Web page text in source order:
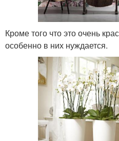
Кроме того что это очень
особенно в них нуждается.